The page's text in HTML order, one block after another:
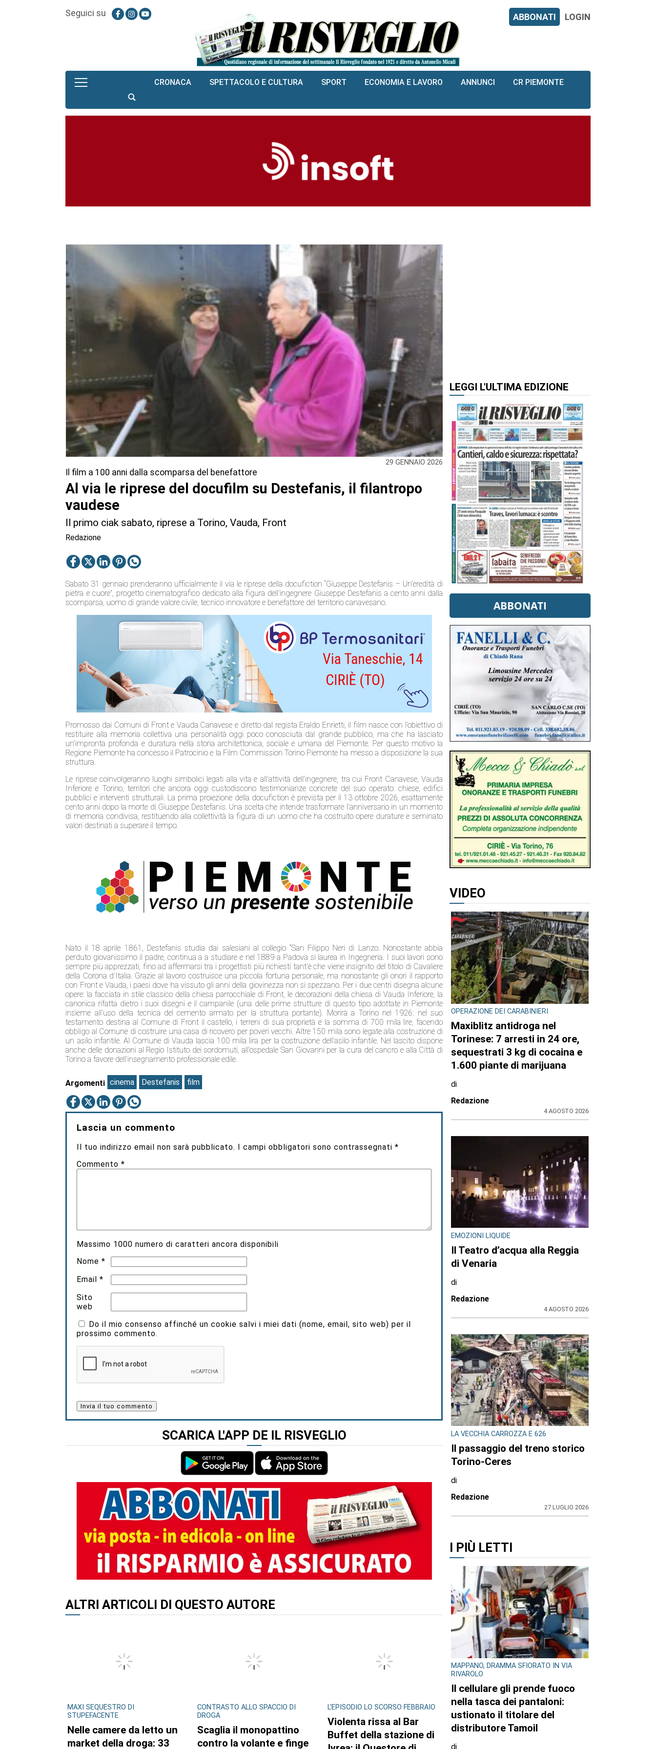
Seguici su ABBONATI LOGIN
CRONACA SPETTACOLO E CULTURA SPORT ECONOMIA E LAVORO ANNUNCI CR PIEMONTE
29 GENNAIO 2026
Il film a 100 anni dalla scomparsa del benefattore
Al via le riprese del docufilm su Destefanis, il filantropo
vaudese
Il primo ciak sabato, riprese a Torino, Vauda, Front
Redazione
Sabato 31 gennaio prenderanno ufficialmente il via le riprese della docufiction “Giuseppe Destefanis – Un’eredità di
pietra e cuore”, progetto cinematografico dedicato alla figura dell’ingegnere Giuseppe Destefanis a cento anni dalla
scomparsa, uomo di grande valore civile, tecnico innovatore e benefattore del territorio canavesano.
Promosso dai Comuni di Front e Vauda Canavese e diretto dal regista Eraldo Enrietti, il film nasce con l’obiettivo di
restituire alla memoria collettiva una personalità oggi poco conosciuta dal grande pubblico, ma che ha lasciato
un’impronta profonda e duratura nella storia architettonica, sociale e umana del Piemonte. Per questo motivo la
Regione Piemonte ha concesso il Patrocinio e la Film Commission Torino Piemonte ha messo a disposizione la sua
struttura.
Le riprese coinvolgeranno luoghi simbolici legati alla vita e all’attività dell’ingegnere, tra cui Front Canavese, Vauda
Inferiore e Torino, territori che ancora oggi custodiscono testimonianze concrete del suo operato: chiese, edifici
pubblici e interventi strutturali. La prima proiezione della docufiction è prevista per il 13 ottobre 2026, esattamente
cento anni dopo la morte di Giuseppe Destefanis. Una scelta che intende trasformare l’anniversario in un momento
di memoria condivisa, restituendo alla collettività la figura di un uomo che ha costruito opere durature e seminato
valori destinati a superare il tempo.
Nato il 18 aprile 1861, Destefanis studia dai salesiani al collegio “San Filippo Neri di Lanzo. Nonostante abbia
perduto giovanissimo il padre, continua a a studiare e nel 1889 a Padova si laurea in Ingegneria. I suoi lavori sono
sempre più apprezzati, fino ad affermarsi tra i progettisti più richiesti tant’è che viene insignito del titolo di Cavaliere
della Corona d’Italia. Grazie al lavoro costruisce una piccola fortuna personale, ma nonostante gli onori il rapporto
con Front e Vauda, i paesi dove ha vissuto gli anni della giovinezza non si spezzano. Per i due centri disegna alcune
opere: la facciata in stile classico della chiesa parrocchiale di Front, le decorazioni della chiesa di Vauda Inferiore, la
canonica rifatta dietro i suoi disegni e il campanile (una delle prime strutture di questo tipo adottate in Piemonte
insieme all’uso della tecnica del cemento armato per la struttura portante). Morirà a Torino nel 1926: nel suo
testamento destina al Comune di Front il castello, i terreni di sua proprietà e la somma di 700 mila lire, facendo
obbligo al Comune di costruire una casa di ricovero per poveri vecchi. Altre 150 mila sono legate alla costruzione di
un asilo infantile. Al Comune di Vauda lascia 100 mila lira per la costruzione dell’asilo infantile. Nel lascito dispone
anche delle donazioni al Regio Istituto dei sordomuti, all’ospedale San Giovanni per la cura del cancro e alla Città di
Torino a favore dell’insegnamento professionale edile.
Argomenti cinema Destefanis film
Lascia un commento
Il tuo indirizzo email non sarà pubblicato. I campi obbligatori sono contrassegnati*
Commento*
Massimo 1000 numero di caratteri ancora disponibili
Nome*
Email*
Sito
web
Do il mio consenso affinché un cookie salvi i miei dati (nome, email, sito web) per il
prossimo commento.
SCARICA L'APP DE IL RISVEGLIO
ALTRI ARTICOLI DI QUESTO AUTORE
MAXI SEQUESTRO DI
STUPEFACENTE
Nelle camere da letto un
market della droga: 33
CONTRASTO ALLO SPACCIO DI
DROGA
Scaglia il monopattino
contro la volante e finge
L'EPISODIO LO SCORSO FEBBRAIO
Violenta rissa al Bar
Buffet della stazione di
LEGGI L'ULTIMA EDIZIONE
ABBONATI
VIDEO
OPERAZIONE DEI CARABINIERI
Maxiblitz antidroga nel
Torinese: 7 arresti in 24 ore,
sequestrati 3 kg di cocaina e
1.600 piante di marijuana
di
Redazione
4 AGOSTO 2026
EMOZIONI LIQUIDE
Il Teatro d’acqua alla Reggia
di Venaria
di
Redazione
4 AGOSTO 2026
LA VECCHIA CARROZZA E 626
Il passaggio del treno storico
Torino-Ceres
di
Redazione
27 LUGLIO 2026
I PIÙ LETTI
MAPPANO, DRAMMA SFIORATO IN VIA
RIVAROLO
Il cellulare gli prende fuoco
nella tasca dei pantaloni:
ustionato il titolare del
distributore Tamoil
di